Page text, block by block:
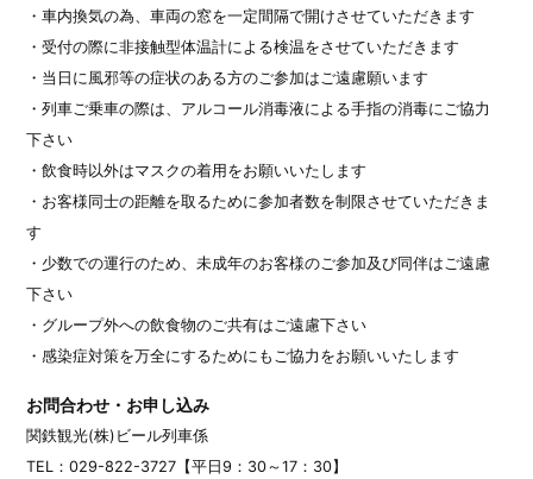
・車内換気の為、車両の窓を一定間隔で開けさせていただきます
・受付の際に非接触型体温計による検温をさせていただきます
・当日に風邪等の症状のある方のご参加はご遠慮願います
・列車ご乗車の際は、アルコール消毒液による手指の消毒にご協力
下さい
・飲食時以外はマスクの着用をお願いいたします
・お客様同士の距離を取るために参加者数を制限させていただきま
す
・少数での運行のため、未成年のお客様のご参加及び同伴はご遠慮
下さい
・グループ外への飲食物のご共有はご遠慮下さい
・感染症対策を万全にするためにもご協力をお願いいたします
お問合わせ・お申し込み
関鉄観光(株)ビール列車係
TEL：029-822-3727【平日9：30～17：30】